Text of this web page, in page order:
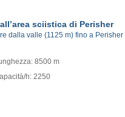
sciistica di Perisher
dalla valle (1125 m) fino a Perisher
8500 m
h: 2250